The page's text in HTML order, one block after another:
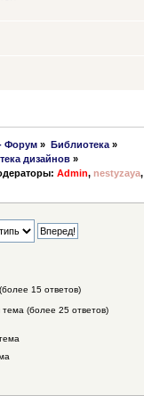
Форум » Библиотека»
дизайнов »
Admin,nestyzaya,
15 ответов)
(более 25 ответов)